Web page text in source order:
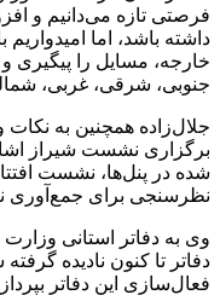
فرصتی تازه می‌دانیم و
داشته باشد، اما امیدواریم
خارجه، مسایل را پیگیری
جنوبی، شرقی، غربی،
جلال‌زاده همچنین به
برگزاری نشست شیراز
شده در پنل‌ها، نشست
نظرسنجی برای جمع‌آوری
وی به دفاتر استانی وزارت
دفاتر تا کنون نادیده
فعال‌سازی این دفاتر